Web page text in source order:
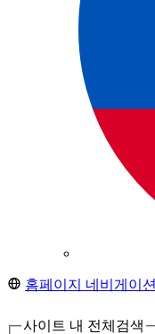
홈페이지 네비게이션
사이트 내 전체검색